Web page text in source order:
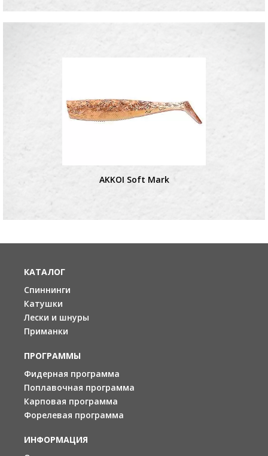
AKKOI Soft Mark
КАТАЛОГ
Спиннинги
Катушки
Лески и шнуры
Приманки
ПРОГРАММЫ
Фидерная программа
Поплавочная программа
Карповая программа
Форелевая программа
ИНФОРМАЦИЯ